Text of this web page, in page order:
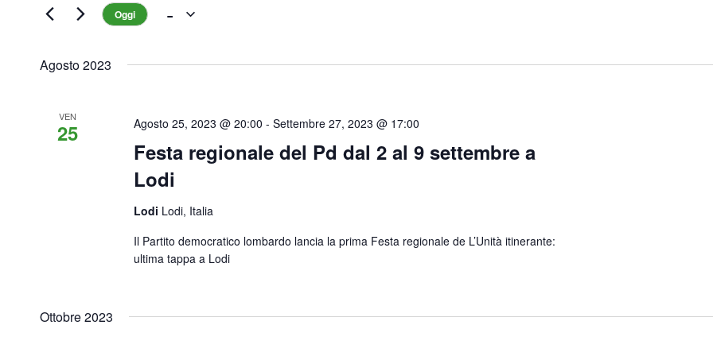
Eventi Oggi -
data.
Agosto 2023
VEN
25
Festa regionale del Pd dal 2 al 9 settembre a
Lodi
Agosto 25, 2023 @ 20:00 -Settembre 27, 2023 @ 17:00
Lodi Lodi, Italia
Il Partito democratico lombardo lancia la prima Festa regionale de L’Unità itinerante:
ultima tappa a Lodi
Ottobre 2023